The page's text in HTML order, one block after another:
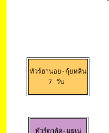
ทัวร์ฮานอย-กุ้ยหลิน
7 วัน
ทัวร์ดาลัด-มุยเน่